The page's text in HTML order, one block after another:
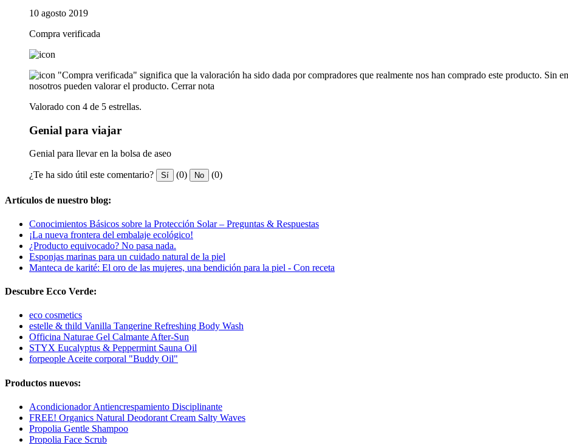
10 agosto 2019
Compra verificada
"Compra verificada" significa que la valoración ha sido dada por compradores que realmente nos han comprado este producto. Sin
nosotros pueden valorar el producto. Cerrar nota
Valorado con 4 de 5 estrellas.
Genial para viajar
Genial para llevar en la bolsa de aseo
¿Te ha sido útil este comentario? Sí (0) No (0)
Artículos de nuestro blog:
Conocimientos Básicos sobre la Protección Solar – Preguntas & Respuestas
¡La nueva frontera del embalaje ecológico!
¿Producto equivocado? No pasa nada.
Esponjas marinas para un cuidado natural de la piel
Manteca de karité: El oro de las mujeres, una bendición para la piel - Con receta
Descubre Ecco Verde:
eco cosmetics
estelle & thild Vanilla Tangerine Refreshing Body Wash
Officina Naturae Gel Calmante After-Sun
STYX Eucalyptus & Peppermint Sauna Oil
forpeople Aceite corporal "Buddy Oil"
Productos nuevos:
Acondicionador Antiencrespamiento Disciplinante
FREE! Organics Natural Deodorant Cream Salty Waves
Propolia Gentle Shampoo
Propolia Face Scrub